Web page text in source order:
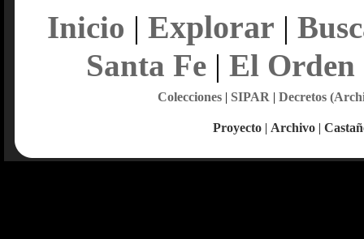
Inicio | Explorar |
Santa Fe| El Orden
Colecciones| SIPAR | Decretos
Proyecto | Archivo |